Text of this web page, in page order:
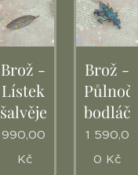
Brož -
Lístek
šalvěje
990,00
Kč
Brož -
Půlnoční
bodláčí
1 590,0
0 Kč